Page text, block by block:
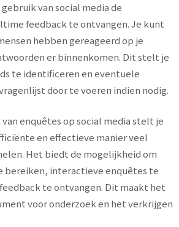
van social media de
feedback te ontvangen. Je kunt
hebben gereageerd op je
er binnenkomen. Dit stelt je
te identificeren en eventuele
door te voeren indien nodig.
enquêtes op social media stelt je
en effectieve manier veel
Het biedt de mogelijkheid om
bereiken, interactieve enquêtes te
te ontvangen. Dit maakt het
voor onderzoek en het verkrijgen